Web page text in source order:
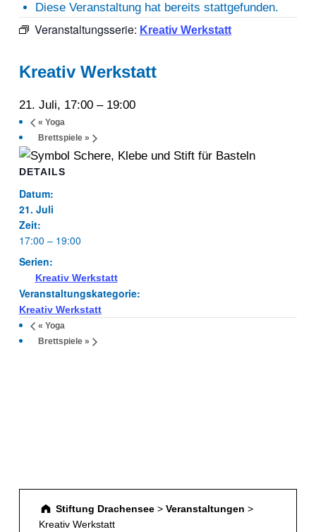
Diese Veranstaltung hat bereits stattgefunden.
Veranstaltungsserie: Kreativ Werkstatt
Kreativ Werkstatt
21. Juli, 17:00– 19:00
« Yoga
Brettspiele»
DETAILS
Datum:
21. Juli
Zeit:
17:00 – 19:00
Serien:
Kreativ Werkstatt
Veranstaltungskategorie:
Kreativ Werkstatt
« Yoga
Brettspiele»
Stiftung Drachensee >Veranstaltungen >
Kreativ Werkstatt